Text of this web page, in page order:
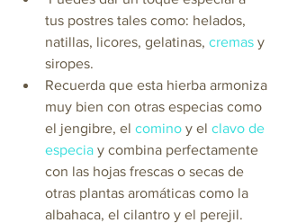
tus postres tales como: helados,
natillas, licores, gelatinas, cremas y
siropes.
Recuerda que esta hierba armoniza
muy bien con otras especias como
el jengibre, el comino y el clavo de
especia y combina perfectamente
con las hojas frescas o secas de
otras plantas aromáticas como la
albahaca, el cilantro y el perejil.